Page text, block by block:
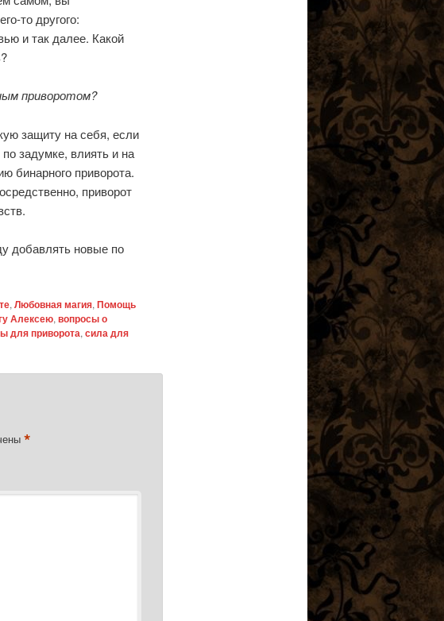
то другого:
и так далее. Какой
приворотом?
защиту на себя, если
задумке, влиять и на
бинарного приворота.
приворот
добавлять новые по
, Любовная магия, Помощь
Алексею, вопросы о
для приворота, сила для
*